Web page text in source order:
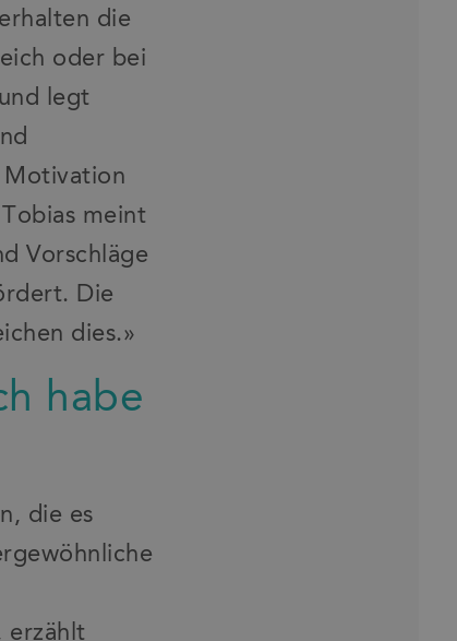
die
oder bei
legt
Motivation
meint
Vorschläge
Die
dies.»
habe
die es
erzählt